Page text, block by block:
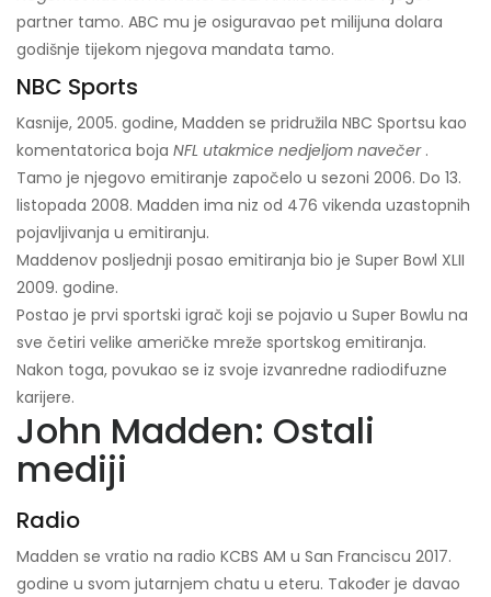
partner tamo. ABC mu je osiguravao pet milijuna dolara
godišnje tijekom njegova mandata tamo.
NBC Sports
Kasnije, 2005. godine, Madden se pridružila NBC Sportsu kao
komentatorica boja NFL utakmice nedjeljom navečer.
Tamo je njegovo emitiranje započelo u sezoni 2006. Do 13.
listopada 2008. Madden ima niz od 476 vikenda uzastopnih
pojavljivanja u emitiranju.
Maddenov posljednji posao emitiranja bio je Super Bowl XLII
2009. godine.
Postao je prvi sportski igrač koji se pojavio u Super Bowlu na
sve četiri velike američke mreže sportskog emitiranja.
Nakon toga, povukao se iz svoje izvanredne radiodifuzne
karijere.
John Madden: Ostali
mediji
Radio
Madden se vratio na radio KCBS AM u San Franciscu 2017.
godine u svom jutarnjem chatu u eteru. Također je davao